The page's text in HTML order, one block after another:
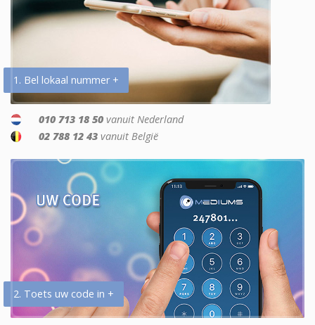
1. Bel lokaal nummer +
010 713 18 50 vanuit Nederland
02 788 12 43 vanuit België
2. Toets uw code in +